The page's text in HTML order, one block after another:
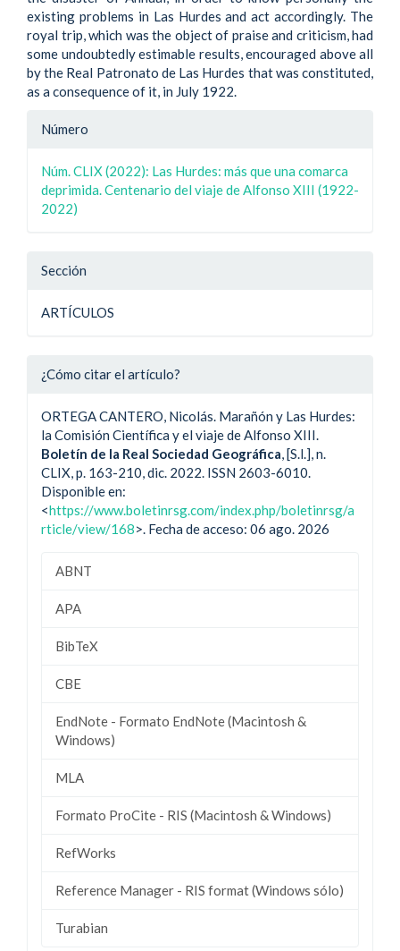
existing problems in Las Hurdes and act accordingly. The
royal trip, which was the object of praise and criticism, had
some undoubtedly estimable results, encouraged above all
by the Real Patronato de Las Hurdes that was constituted,
as a consequence of it, in July 1922.
Detalle
artículo
Número
Núm. CLIX (2022): Las Hurdes: más que una comarca
deprimida. Centenario del viaje de Alfonso XIII (1922-
2022)
Sección
ARTÍCULOS
¿Cómo citar el artículo?
ORTEGA CANTERO, Nicolás. Marañón y Las Hurdes:
la Comisión Científica y el viaje de Alfonso XIII.
Boletín de la Real Sociedad Geográfica, [S.l.], n.
CLIX, p. 163-210, dic. 2022. ISSN 2603-6010.
Disponible en:
<https://www.boletinrsg.com/index.php/boletinrsg/a
rticle/view/168>. Fecha de acceso: 06 ago. 2026
ABNT
APA
BibTeX
CBE
EndNote - Formato EndNote (Macintosh &
Windows)
MLA
Formato ProCite - RIS (Macintosh & Windows)
RefWorks
Reference Manager - RIS format (Windows sólo)
Turabian